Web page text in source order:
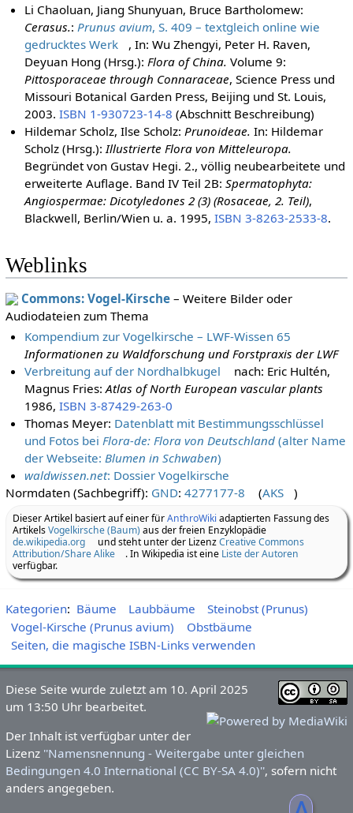
Li Chaoluan, Jiang Shunyuan, Bruce Bartholomew:
Cerasus.: Prunus avium, S. 409 – textgleich online wie
gedrucktes Werk
, In: Wu Zhengyi, Peter H. Raven,
Deyuan Hong (Hrsg.): Flora of China. Volume 9:
Pittosporaceae through Connaraceae, Science Press und
Missouri Botanical Garden Press, Beijing und St. Louis,
2003.ISBN 1-930723-14-8 (Abschnitt Beschreibung)
Hildemar Scholz, Ilse Scholz: Prunoideae. In: Hildemar
Scholz (Hrsg.): Illustrierte Flora von Mitteleuropa.
Begründet von Gustav Hegi. 2., völlig neubearbeitete und
erweiterte Auflage. Band IV Teil 2B:Spermatophyta:
Angiospermae: Dicotyledones 2 (3) (Rosaceae, 2. Teil),
Blackwell, Berlin/Wien u. a. 1995,ISBN 3-8263-2533-8.
Weblinks
Commons: Vogel-Kirsche– Weitere Bilder oder
Audiodateien zum Thema
Kompendium zur Vogelkirsche – LWF-Wissen 65
Informationen zu Waldforschung und Forstpraxis der LWF
Verbreitung auf der Nordhalbkugel
nach: Eric Hultén,
Magnus Fries:Atlas of North European vascular plants
1986,ISBN 3-87429-263-0
Thomas Meyer: Datenblatt mit Bestimmungsschlüssel
und Fotos beiFlora-de: Flora von Deutschland (alter Name
der Webseite:Blumen in Schwaben)
waldwissen.net: Dossier Vogelkirsche
Normdaten (Sachbegriff): GND: 4277177-8 (AKS )
Dieser Artikel basiert auf einer fürAnthroWiki adaptierten Fassung des
ArtikelsVogelkirsche (Baum)aus der freien Enzyklopädie
de.wikipedia.org
und steht unter der LizenzCreative Commons
Attribution/Share Alike
. In Wikipedia ist eine Liste der Autoren
verfügbar.
Kategorien: Bäume Laubbäume
Steinobst (Prunus)
Vogel-Kirsche (Prunus avium)
Obstbäume
Seiten, die magische ISBN-Links verwenden
Diese Seite wurde zuletzt am 10. April 2025
um 13:50 Uhr bearbeitet.
Der Inhalt ist verfügbar unter der
Lizenz ''Namensnennung - Weitergabe unter gleichen
Bedingungen 4.0 International (CC BY-SA 4.0)'', sofern nicht
anders angegeben.